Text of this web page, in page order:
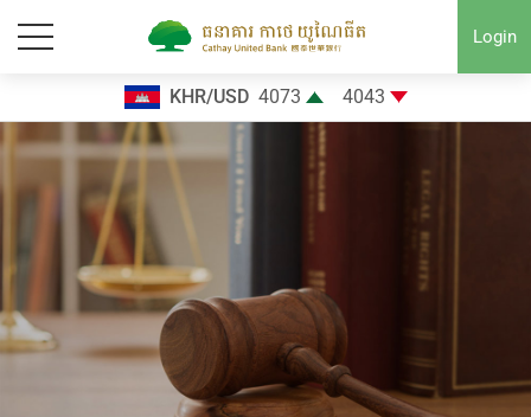
Login
KHR/USD 4073 4043